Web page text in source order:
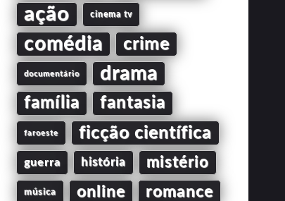
ação cinema tv
comédia crime
documentário drama
família fantasia
faroeste ficção científica
guerra história mistério
música online romance